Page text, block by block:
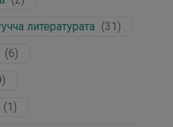
литературата (31 )
(6)
)
(1 )